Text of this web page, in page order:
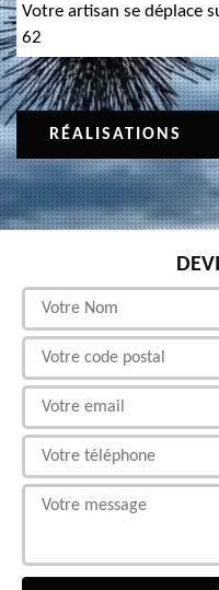
Votre artisan se déplace
62
RÉALISATIONS